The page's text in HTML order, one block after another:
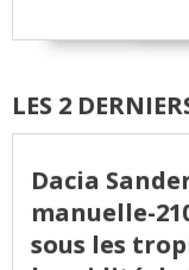
LES 2
Dacia
manuelle-
sous les